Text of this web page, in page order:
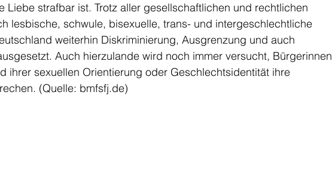
Liebe strafbar ist. Trotz aller gesellschaftlichen und rechtlichen
lesbische, schwule, bisexuelle, trans- und intergeschlechtliche
weiterhin Diskriminierung, Ausgrenzung und auch
Auch hierzulande wird noch immer versucht, Bürgerinnen
ihrer sexuellen Orientierung oder Geschlechtsidentität ihre
(Quelle: bmfsfj.de)